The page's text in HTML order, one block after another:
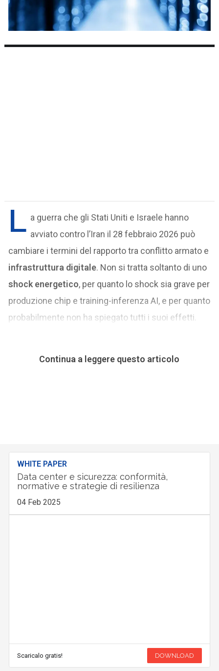
L a guerra che gli Stati Uniti e Israele hanno
avviato contro l’Iran il 28 febbraio 2026 può
cambiare i termini del rapporto tra conflitto armato e
infrastruttura digitale. Non si tratta soltanto di uno
shock energetico, per quanto lo shock sia grave per
produzione chip e training-inferenza AI, e per quanto
probabilmente non ha spiegato tutti i suoi effetti.
Continua a leggere questo articolo
WHITE PAPER
Data center e sicurezza: conformità,
normative e strategie di resilienza
04 Feb 2025
Scaricalo gratis! DOWNLOAD